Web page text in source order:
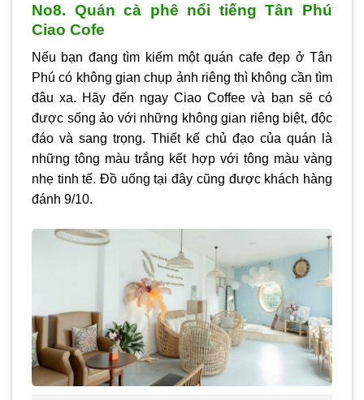
No8. Quán cà phê nổi tiếng Tân Phú
Ciao Cofe
Nếu bạn đang tìm kiếm một quán cafe đẹp ở Tân
Phú có không gian chụp ảnh riêng thì không cần tìm
đâu xa. Hãy đến ngay Ciao Coffee và bạn sẽ có
được sống ảo với những không gian riêng biệt, độc
đáo và sang trọng. Thiết kế chủ đạo của quán là
những tông màu trắng kết hợp với tông màu vàng
nhẹ tinh tế. Đồ uống tại đây cũng được khách hàng
đánh 9/10.